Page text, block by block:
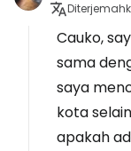
Cauko,
sama
saya
kota
apakah